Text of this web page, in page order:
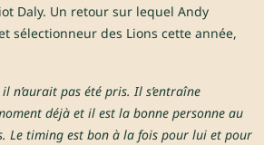
Daly. Un retour sur lequel Andy
sélectionneur des Lions cette année,
n’aurait pas été pris. Il s’entraîne
déjà et il est la bonne personne au
Le timing est bon à la fois pour lui et pour